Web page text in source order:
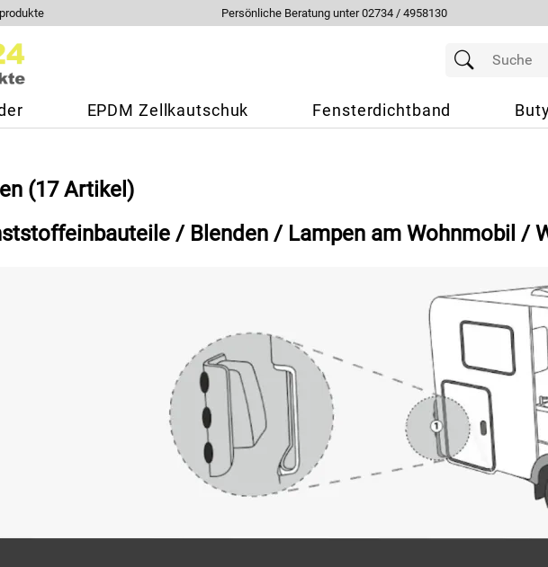
Persönliche Beratung unter 02734 / 4958130
EPDM Zellkautschuk Fensterdichtband
(17 Artikel)
/ Blenden / Lampen am Wohnmobil /